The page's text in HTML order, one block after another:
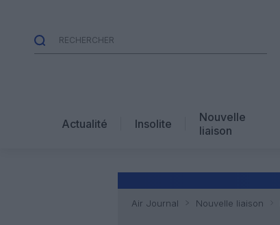
Actualité Insolite
Nouvelle
liaison
Air Journal Nouvelle liaison